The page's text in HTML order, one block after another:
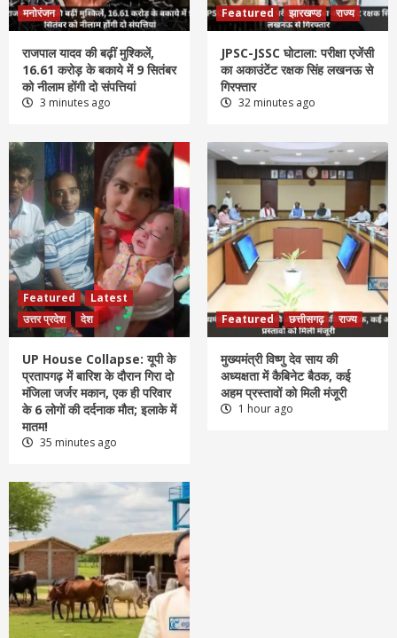
मनोरंजन
राजपाल यादव की बढ़ीं मुश्किलें,
16.61 करोड़ के बकाये में 9 सितंबर
को नीलाम होंगी दो संपत्तियां
3 minutes ago
Featured झारखण्ड राज्य
JPSC-JSSC घोटाला: परीक्षा एजेंसी
का अकाउंटेंट रक्षक सिंह लखनऊ से
गिरफ्तार
32 minutes ago
Featured
Latest
उत्तर प्रदेश
देश
UP House Collapse: यूपी के
प्रतापगढ़ में बारिश के दौरान गिरा दो
मंजिला जर्जर मकान, एक ही परिवार
के 6 लोगों की दर्दनाक मौत; इलाके में
मातम!
35 minutes ago
Featured छत्तीसगढ़ राज्य
मुख्यमंत्री विष्णु देव साय की
अध्यक्षता में कैबिनेट बैठक, कई
अहम प्रस्तावों को मिली मंजूरी
1 hour ago